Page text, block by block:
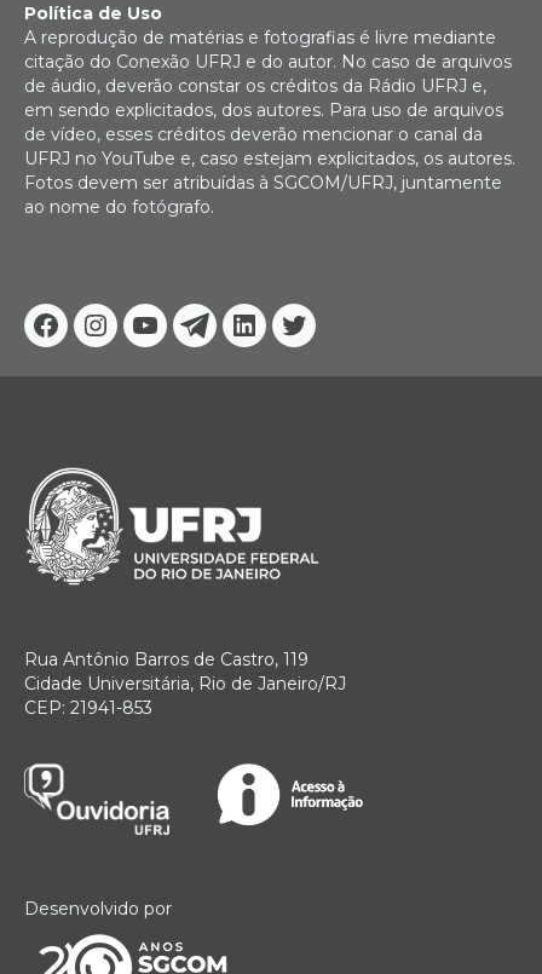
Facebook
Instagram
YoutubeTelegram
Linkedin
Twitter
Política de Uso
A reprodução de matérias e fotografias é livre mediante
citação do Conexão UFRJ e do autor. No caso de arquivos
de áudio, deverão constar os créditos da Rádio UFRJ e,
em sendo explicitados, dos autores. Para uso de arquivos
de vídeo, esses créditos deverão mencionar o canal da
UFRJ no YouTube e, caso estejam explicitados, os autores.
Fotos devem ser atribuídas à SGCOM/UFRJ, juntamente
ao nome do fotógrafo.
Rua Antônio Barros de Castro, 119
Cidade Universitária, Rio de Janeiro/RJ
CEP: 21941-853
Desenvolvido por